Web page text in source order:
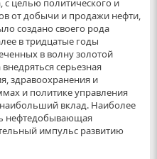
с целью политического и
от добычи и продажи нефти,
создано своего рода
в тридцатые годы
в волну золотой
серьезная
здравоохранения и
и политике управления
вклад. Наиболее
нефтедобывающая
импульс развитию